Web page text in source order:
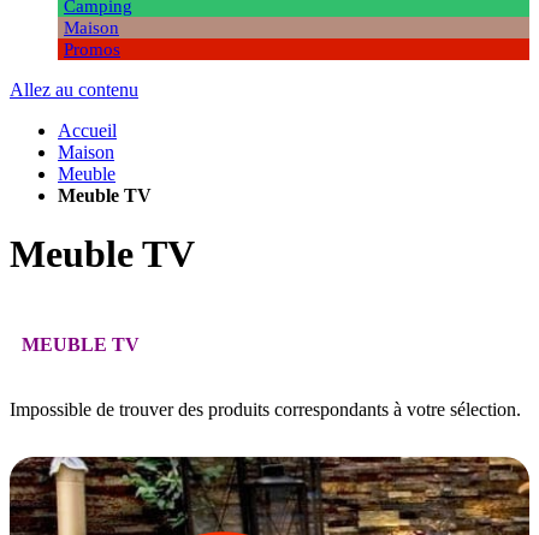
Camping
Maison
Promos
Allez au contenu
Accueil
Maison
Meuble
Meuble TV
Meuble TV
MEUBLE TV
Impossible de trouver des produits correspondants à votre sélection.